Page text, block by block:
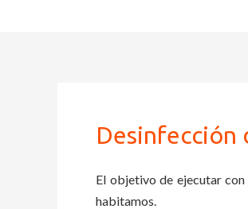
Desinfección
El objetivo de ejecutar
habitamos.